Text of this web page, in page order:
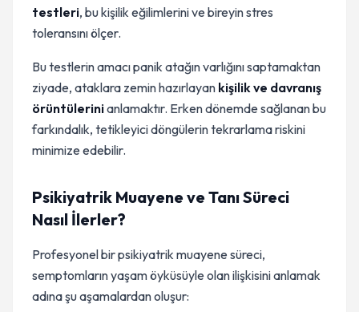
testleri, bu kişilik eğilimlerini ve bireyin stres
toleransını ölçer.
Bu testlerin amacı panik atağın varlığını saptamaktan
ziyade, ataklara zemin hazırlayan kişilik ve davranış
örüntülerinianlamaktır. Erken dönemde sağlanan bu
farkındalık, tetikleyici döngülerin tekrarlama riskini
minimize edebilir.
Psikiyatrik Muayene ve Tanı Süreci
Nasıl İlerler?
Profesyonel bir psikiyatrik muayene süreci,
semptomların yaşam öyküsüyle olan ilişkisini anlamak
adına şu aşamalardan oluşur: